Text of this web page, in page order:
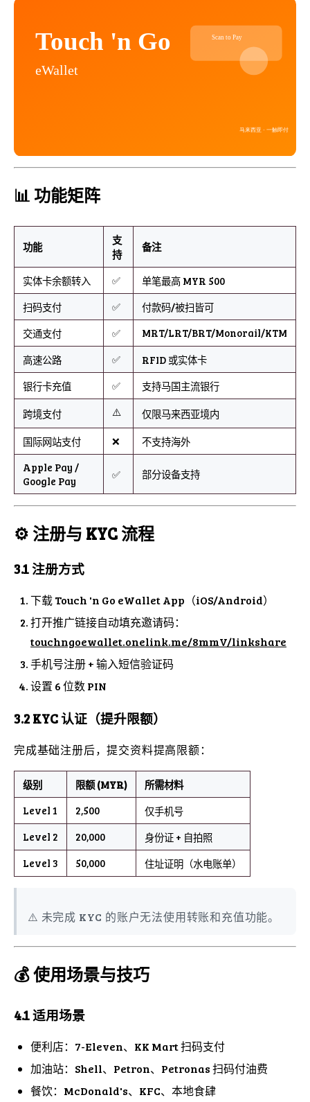
📊 功能矩阵
功能
支
持
备注
实体卡余额转入 ✅
单笔最高 MYR 500
扫码支付
✅
付款码/被扫皆可
交通支付
✅
MRT/LRT/BRT/Monorail/KTM
高速公路
✅
RFID 或实体卡
银行卡充值
✅
支持马国主流银行
跨境支付
⚠️
仅限马来西亚境内
国际网站支付
❌
不支持海外
Apple Pay /
Google Pay
✅ 部分设备支持
⚙️ 注册与 KYC 流程
3.1 注册方式
下载 Touch 'n Go eWallet App（iOS/Android）
打开推广链接自动填充邀请码：
touchngoewallet.onelink.me/8mmV/linkshare
手机号注册 + 输入短信验证码
设置 6 位数 PIN
3.2 KYC 认证（提升限额）
完成基础注册后，提交资料提高限额：
级别 限额 (MYR)
所需材料
Level 1
2,500
仅手机号
Level 2
20,000
身份证 + 自拍照
Level 3
50,000 住址证明（水电账单）
⚠️ 未完成 KYC 的账户无法使用转账和充值功能。
💰 使用场景与技巧
4.1 适用场景
便利店：7-Eleven、KK Mart 扫码支付
加油站：Shell、Petron、Petronas 扫码付油费
餐饮：McDonald's、KFC、本地食肆